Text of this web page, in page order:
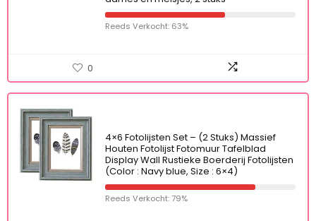
Reeds Verkocht: 63%
0
4×6 Fotolijsten Set – (2 Stuks) Massief
Houten Fotolijst Fotomuur Tafelblad
Display Wall Rustieke Boerderij Fotolijsten
(Color : Navy blue, Size : 6×4)
Reeds Verkocht: 79%